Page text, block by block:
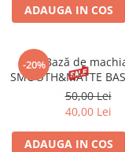
ADAUGA IN COS
-20%Bază de
SMOOTH&MATTE
30 ml
50,00 Lei
40,00 Lei
ADAUGA IN COS